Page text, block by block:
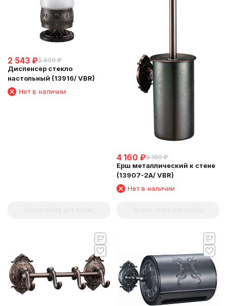
2 543 ₽5 600 ₽
Диспенсер стекло
настольный (13916/ VBR)
Нет в наличии
4 160 ₽9 160 ₽
Ерш металлический к стене
(13907-2A/ VBR)
Нет в наличии